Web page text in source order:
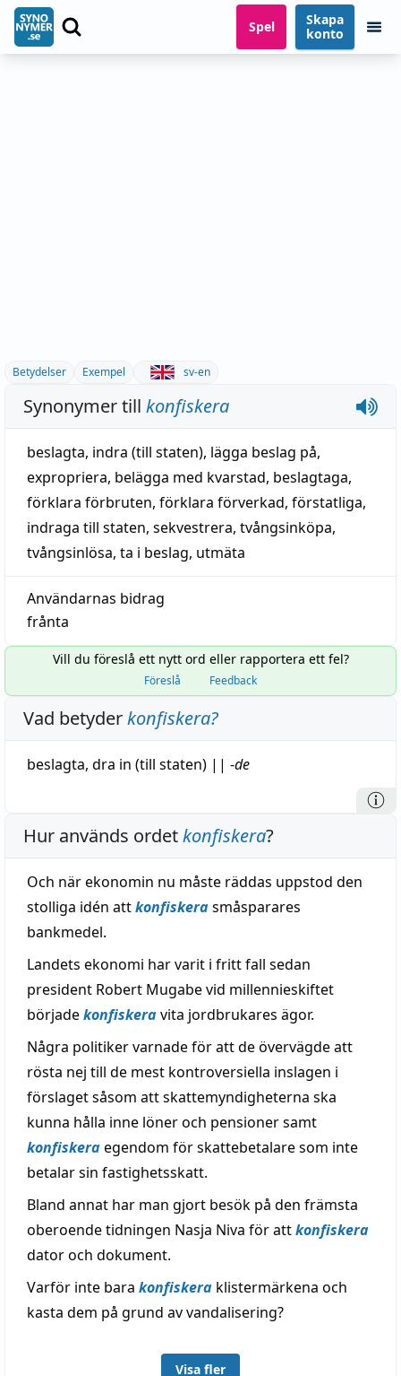
Spel
Skapa
konto
Betydelser Exempel sv-en
Synonymer till konfiskera
beslagta, indra (till staten), lägga beslag på,
expropriera, belägga med kvarstad, beslagtaga,
förklara förbruten, förklara förverkad, förstatliga,
indraga till staten, sekvestrera, tvångsinköpa,
tvångsinlösa, ta i beslag, utmäta
Användarnas bidrag
frånta
Vill du föreslå ett nytt ord eller rapportera ett fel?
Föreslå Feedback
Vad betyderkonfiskera?
beslagta, dra in (till staten) || -de
Hur används ordetkonfiskera?
Och när ekonomin nu måste räddas uppstod den
stolliga idén attkonfiskerasmåsparares
bankmedel.
Landets ekonomi har varit i fritt fall sedan
president Robert Mugabe vid millennieskiftet
börjadekonfiskeravita jordbrukares ägor.
Några politiker varnade för att de övervägde att
rösta nej till de mest kontroversiella inslagen i
förslaget såsom att skattemyndigheterna ska
kunna hålla inne löner och pensioner samt
konfiskeraegendom för skattebetalare som inte
betalar sin fastighetsskatt.
Bland annat har man gjort besök på den främsta
oberoende tidningen Nasja Niva för attkonfiskera
dator och dokument.
Varför inte bara konfiskera klistermärkena och
kasta dem på grund av vandalisering?
Visa fler